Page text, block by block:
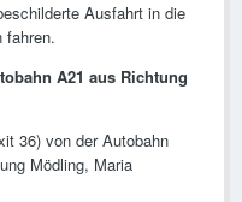
Ausfahrt in die
fahren.
A21 aus Richtung
36) von der Autobahn
Mödling, Maria